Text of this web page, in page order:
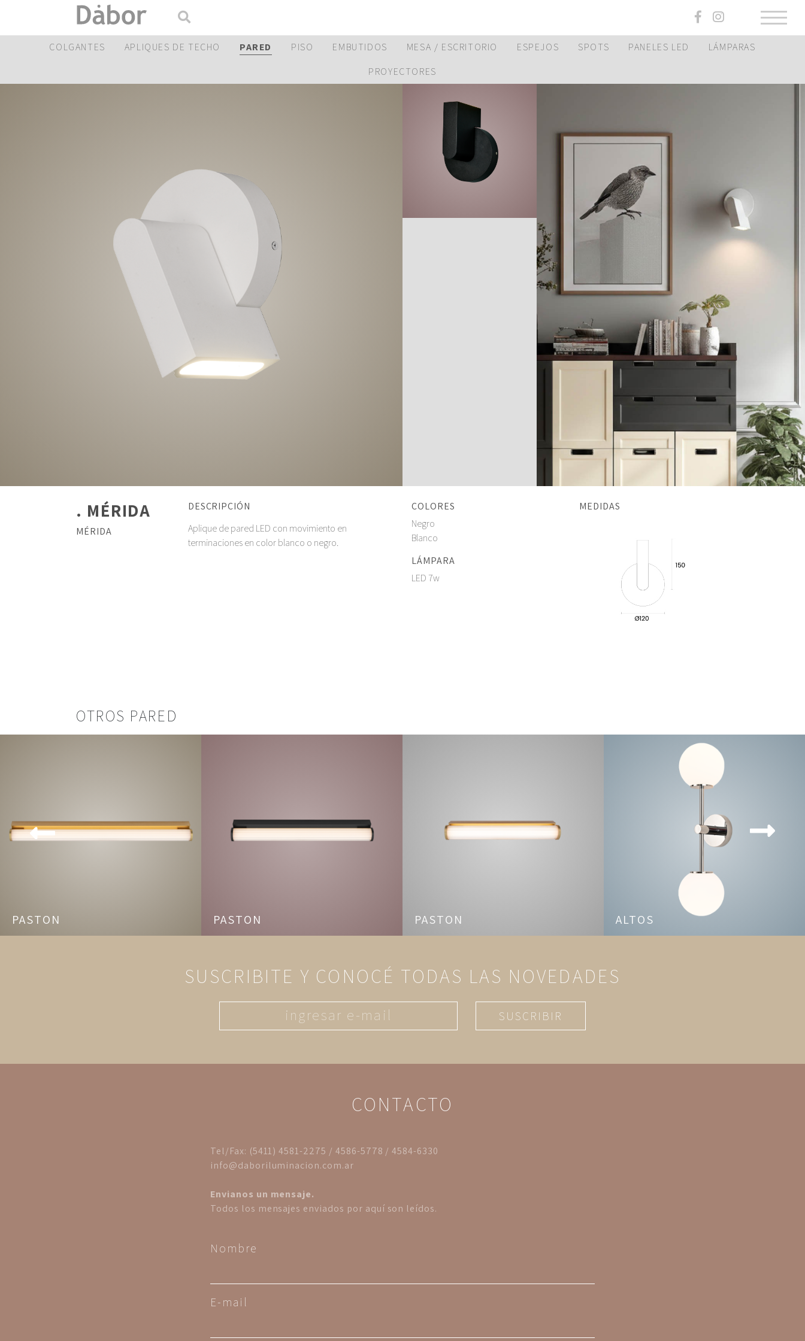
COLGANTES APLIQUES DE TECHO PARED PISO EMBUTIDOS MESA / ESCRITORIO ESPEJOS SPOTS PANELES LED
LÁMPARAS
PROYECTORES
. MÉRIDA
MÉRIDA
DESCRIPCIÓN
Aplique de pared LED con movimiento en
terminaciones en color blanco o negro.
COLORES
Negro
Blanco
LÁMPARA
LED 7w
MEDIDAS
OTROS PARED
PASTON PASTON PASTON ALTOS
SUSCRIBITE Y CONOCÉ TODAS LAS NOVEDADES
SUSCRIBIR
CONTACTO
Tel/Fax: (5411) 4581-2275 / 4586-5778 / 4584-6330
info@daboriluminacion.com.ar
Envianos un mensaje.
Todos los mensajes enviados por aquí son leídos.
Nombre
E-mail